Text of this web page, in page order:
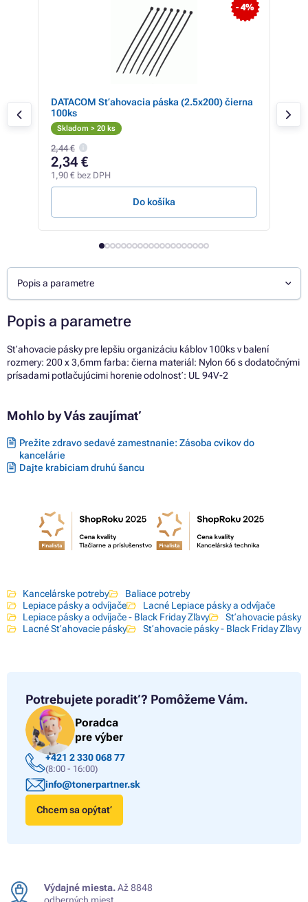
- 4%
DATACOM Sťahovacia páska (2.5x200) čierna
100ks
Skladom > 20 ks
2,44 €
2,34 €
1,90 € bez DPH
Do košíka
Popis a parametre
Popis a parametre
Sťahovacie pásky pre lepšiu organizáciu káblov 100ks v balení
rozmery: 200 x 3,6mm farba: čierna materiál: Nylon 66 s dodatočnými
prísadami potlačujúcimi horenie odolnosť: UL 94V-2
Mohlo by Vás zaujímať
Prežite zdravo sedavé zamestnanie: Zásoba cvikov do
kancelárie
Dajte krabiciam druhú šancu
Kancelárske potreby
Baliace potreby
Lepiace pásky a odvíjače
Lacné Lepiace pásky a odvíjače
Lepiace pásky a odvíjače - Black Friday Zľavy
Sťahovacie pásky
Lacné Sťahovacie pásky
Sťahovacie pásky - Black Friday Zľavy
Potrebujete poradiť? Pomôžeme Vám.
Poradca
pre výber
+421 2 330 068 77
(8:00 - 16:00)
info@tonerpartner.sk
Chcem sa opýtať
Výdajné miesta.Až 8848